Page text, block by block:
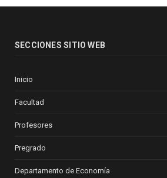
SECCIONES SITIO WEB
Inicio
Facultad
Profesores
Pregrado
Departamento de Economía